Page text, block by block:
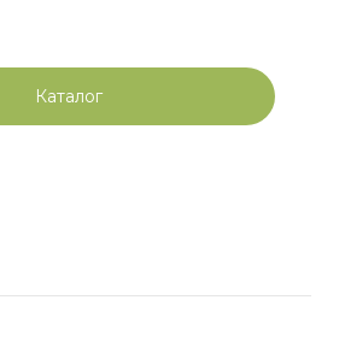
Каталог